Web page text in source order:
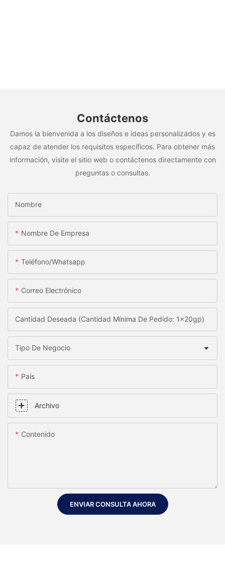
Contáctenos
Damos la bienvenida a los diseños e ideas personalizados y es
capaz de atender los requisitos específicos. Para obtener más
información, visite el sitio web o contáctenos directamente con
preguntas o consultas.
Nombre
Nombre De Empresa
Teléfono/whatsapp
Correo Electrónico
Cantidad Deseada (Cantidad Mínima De Pedido: 1x20gp)
Tipo De Negocio
País
Archivo
Contenido
ENVIAR CONSULTA AHORA